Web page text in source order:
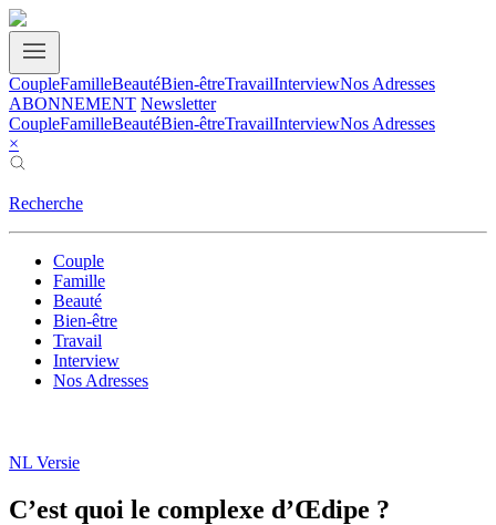
CoupleFamilleBeautéBien-êtreTravailInterviewNos Adresses
ABONNEMENT Newsletter
CoupleFamilleBeautéBien-êtreTravailInterviewNos Adresses
×
Recherche
Couple
Famille
Beauté
Bien-être
Travail
Interview
Nos Adresses
NL Versie
C’est quoi le complexe d’Œdipe ?